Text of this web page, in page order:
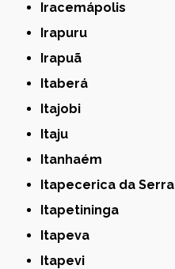
Iracemápolis
Irapuru
Irapuã
Itaberá
Itajobi
Itaju
Itanhaém
Itapecerica da Serra
Itapetininga
Itapeva
Itapevi